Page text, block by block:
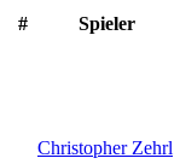
# Spieler
Christopher Zehrl